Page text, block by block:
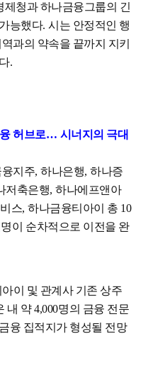
청과 하나금융그룹의 긴
능했다. 시는 안정적인 행
과의 약속을 끝까지 지키
.
허브로… 시너지의 극대
지주, 하나은행, 하나증
저축은행, 하나에프앤아
스, 하나금융티아이 총 10
이 순차적으로 이전을 완
이 및 관계사 기존 상주
내 약4,000명의 금융 전문
융 집적지가 형성될 전망